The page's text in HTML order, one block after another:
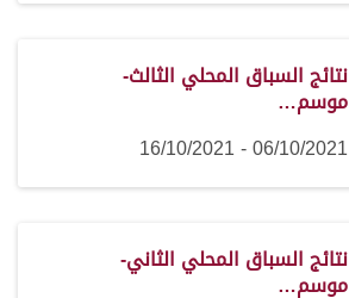
نتائج السباق المحلي الثالث-
موسم…
06/10/2021 - 16/10/2021
نتائج السباق المحلي الثاني-
موسم…